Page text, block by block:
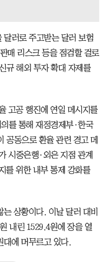
달러로 주고받는 달러 보험
매 리스크 등을 점검할 걸로
규 해외 투자 확대 자제를
고공 행진에 연일 메시지를
를 통해 재정경제부·한국
공동으로 환율 관련 경고 메
시중은행·외은 지점 관계
를 위한 내부 통제 강화를
상황이다. 이날 달러 대비
내린 1529.4원에 장을 열
에 머무르고 있다.